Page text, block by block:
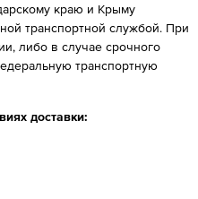
краю и Крыму
транспортной службой. При
либо в случае срочного
транспортную
доставки: